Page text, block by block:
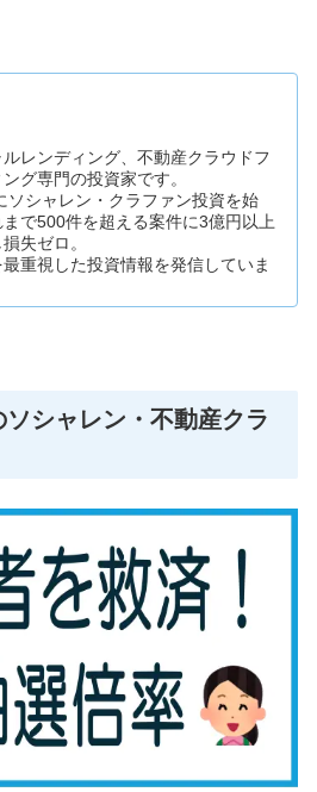
ルレンディング、不動産クラウドフ
グ専門の投資家です。
ソシャレン・クラファン投資を始
で500件を超える案件に3億円以上
失ゼロ。
重視した投資情報を発信していま
シャレン・不動産クラ